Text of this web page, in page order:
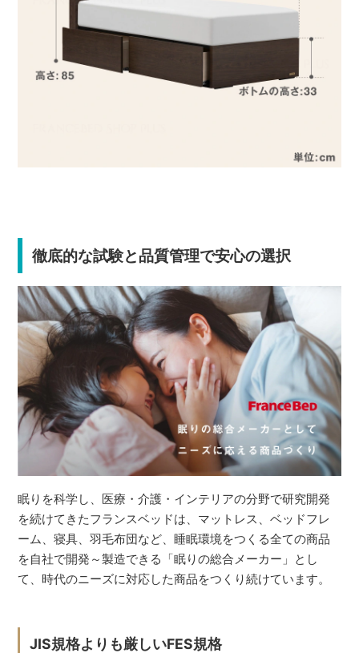
徹底的な試験と品質管理で安心の選択
眠りを科学し、医療・介護・インテリアの分野で研究開発
を続けてきたフランスベッドは、マットレス、ベッドフレ
ーム、寝具、羽毛布団など、睡眠環境をつくる全ての商品
を自社で開発～製造できる「眠りの総合メーカー」とし
て、時代のニーズに対応した商品をつくり続けています。
JIS規格よりも厳しいFES規格